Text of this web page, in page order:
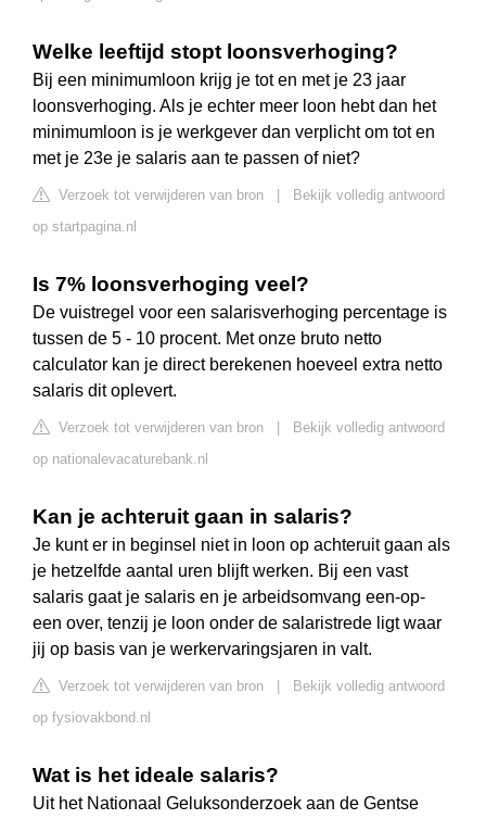
Welke leeftijd stopt loonsverhoging?
Bij een minimumloon krijg je tot en met je 23 jaar
loonsverhoging. Als je echter meer loon hebt dan het
minimumloon is je werkgever dan verplicht om tot en
met je 23e je salaris aan te passen of niet?
Verzoek tot verwijderen van bron
Bekijk volledig antwoord
op startpagina.nl
Is 7% loonsverhoging veel?
De vuistregel voor een salarisverhoging percentage is
tussen de 5 - 10 procent. Met onze bruto netto
calculator kan je direct berekenen hoeveel extra netto
salaris dit oplevert.
Verzoek tot verwijderen van bron
Bekijk volledig antwoord
op nationalevacaturebank.nl
Kan je achteruit gaan in salaris?
Je kunt er in beginsel niet in loon op achteruit gaan als
je hetzelfde aantal uren blijft werken. Bij een vast
salaris gaat je salaris en je arbeidsomvang een-op-
een over, tenzij je loon onder de salaristrede ligt waar
jij op basis van je werkervaringsjaren in valt.
Verzoek tot verwijderen van bron
Bekijk volledig antwoord
op fysiovakbond.nl
Wat is het ideale salaris?
Uit het Nationaal Geluksonderzoek aan de Gentse